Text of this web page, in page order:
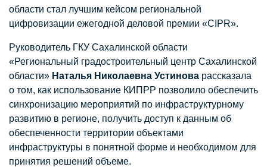
области стал лучшим кейсом региональной
цифровизации ежегодной деловой премии «CIPR».
Руководитель ГКУ Сахалинской области
«Региональный градостроительный центр Сахалинской
области» Наталья Николаевна Устинова рассказала
о том, как использование КИПРР позволило обеспечить
синхронизацию мероприятий по инфраструктурному
развитию в регионе, получить доступ к данным об
обеспеченности территории объектами
инфраструктуры в понятной форме и необходимом для
принятия решений объеме.